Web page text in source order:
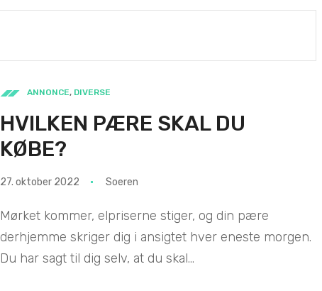
ANNONCE, DIVERSE
HVILKEN PÆRE SKAL DU
KØBE?
27. oktober 2022 Soeren
Mørket kommer, elpriserne stiger, og din pære
derhjemme skriger dig i ansigtet hver eneste morgen.
Du har sagt til dig selv, at du skal...